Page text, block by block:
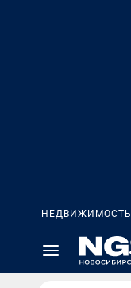
НЕДВИЖИМОСТЬ